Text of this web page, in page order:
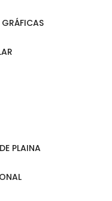
GRÁFICAS
PLAINA